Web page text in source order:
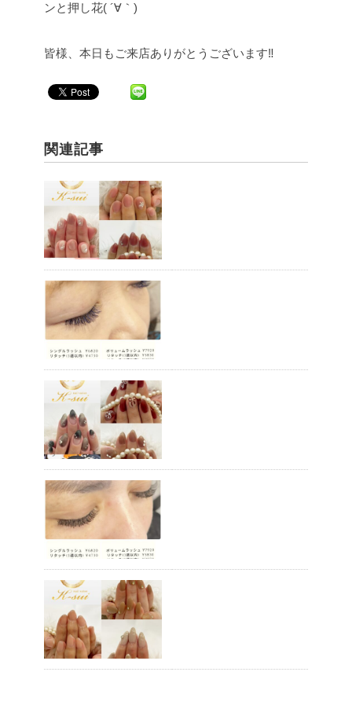
ンと押し花( ´∀｀)
皆様、本日もご来店ありがとうございます‼︎
関連記事